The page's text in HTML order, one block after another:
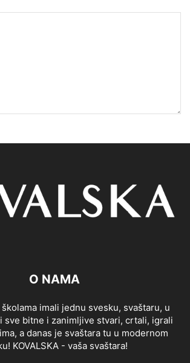
O NAMA
imali jednu svesku, svaštaru, u
sve bitne i zanimljive stvari, crtali, igrali
a danas je svaštara tu u modernom
KOVALSKA - vaša svaštara!